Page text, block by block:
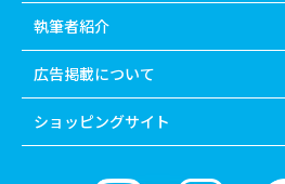
執筆者紹介
広告掲載について
ショッピングサイト